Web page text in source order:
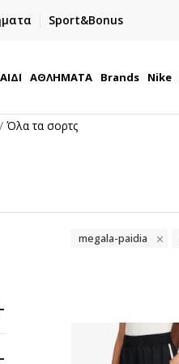
Sport&Bonus
ΜΕ BOX NOW
24/7
ΑΘΛΗΜΑΤΑ Brands Nike
Όλα τα σορτς
megala-paidia